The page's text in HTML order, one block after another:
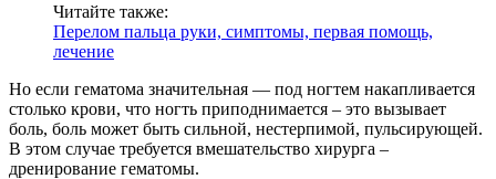
Читайте также:
Перелом пальца руки, симптомы, первая помощь,
лечение
Но если гематома значительная — под ногтем накапливается
столько крови, что ногть приподнимается – это вызывает
боль, боль может быть сильной, нестерпимой, пульсирующей.
В этом случае требуется вмешательство хирурга –
дренирование гематомы.